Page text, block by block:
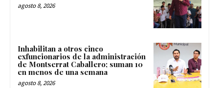
agosto 8, 2026
Inhabilitan a otros cinco
exfuncionarios de la administración
de Montserrat Caballero; suman 10
en menos de una semana
agosto 8, 2026